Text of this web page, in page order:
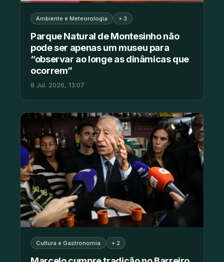
Ambiente e Meteorologia + 3
Parque Natural de Montesinho não
pode ser apenas um museu para
“observar ao longe as dinâmicas que
ocorrem”
8 Jul. 2026, 13:07
Cultura e Gastronomia + 2